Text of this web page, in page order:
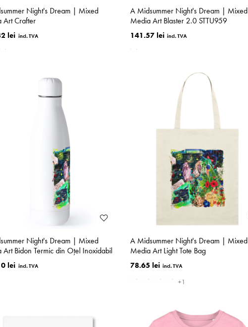
Night's Dream | Mixed
Art Crafter
lei
A Midsummer Night's Dream | Mixed
Media Art Blaster 2.0 STTU959
141.57 lei
Night's Dream | Mixed
Art Bidon Termic din Oțel Inoxidabil
lei
A Midsummer Night's Dream | Mixed
Media Art Light Tote Bag
78.65 lei
+1